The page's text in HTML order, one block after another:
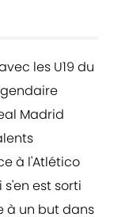
les U19 du
Madrid
à l'Atlético
s'en est sorti
à un but dans